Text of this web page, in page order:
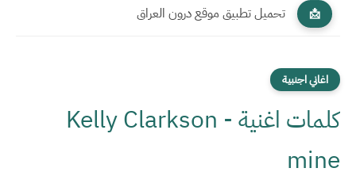
📩 تحميل تطبيق موقع درون العراق
اغاني اجنبية
كلمات اغنية Kelly Clarkson -
mine